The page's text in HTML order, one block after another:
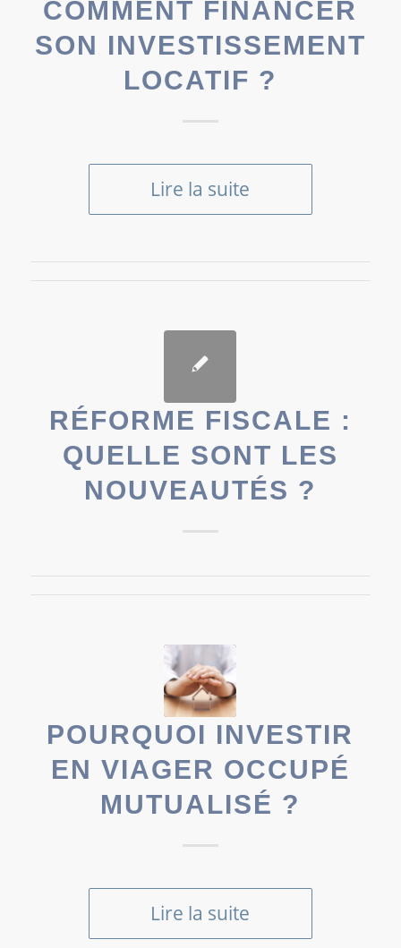
COMMENT FINANCER
SON INVESTISSEMENT
LOCATIF ?
Lire la suite
RÉFORME FISCALE :
QUELLE SONT LES
NOUVEAUTÉS ?
POURQUOI INVESTIR
EN VIAGER OCCUPÉ
MUTUALISÉ ?
Lire la suite